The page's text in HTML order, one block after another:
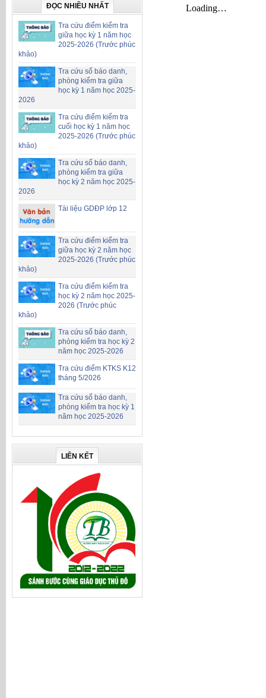
ĐỌC NHIỀU NHẤT
Tra cứu điểm kiểm tra
giữa học kỳ 1 năm học
2025-2026 (Trước phúc
khảo)
Tra cứu số báo danh,
phòng kiểm tra giữa
học kỳ 1 năm học 2025-
2026
Tra cứu điểm kiểm tra
cuối học kỳ 1 năm học
2025-2026 (Trước phúc
khảo)
Tra cứu số báo danh,
phòng kiểm tra giữa
học kỳ 2 năm học 2025-
2026
Tài liệu GDĐP lớp 12
Tra cứu điểm kiểm tra
giữa học kỳ 2 năm học
2025-2026 (Trước phúc
khảo)
Tra cứu điểm kiểm tra
học kỳ 2 năm học 2025-
2026 (Trước phúc
khảo)
Tra cứu số báo danh,
phòng kiểm tra học kỳ 2
năm học 2025-2026
Tra cứu điểm KTKS K12
tháng 5/2026
Tra cứu số báo danh,
phòng kiểm tra học kỳ 1
năm học 2025-2026
LIÊN KẾT